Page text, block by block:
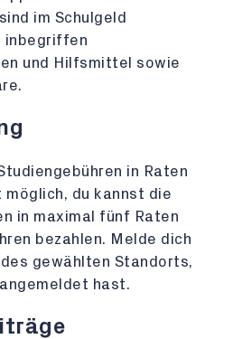
im Schulgeld
inbegriffen
und Hilfsmittel sowie
in Raten
möglich, du kannst die
in maximal fünf Raten
bezahlen. Melde dich
gewählten Standorts,
hast.